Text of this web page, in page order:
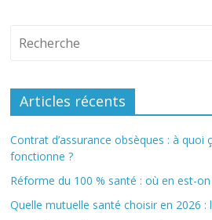
Articles récents
Contrat d’assurance obsèques : à
fonctionne ?
Réforme du 100 % santé : où en est-on
Quelle mutuelle santé choisir en 2026 :